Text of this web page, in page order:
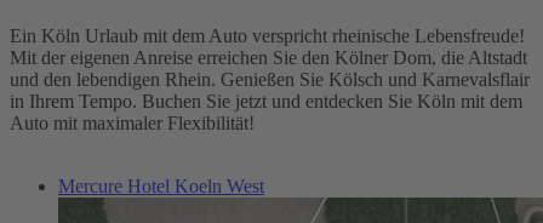
Ein Köln Urlaub mit dem Auto verspricht rheinische Lebensfreude!
Mit der eigenen Anreise erreichen Sie den Kölner Dom, die Altstadt
und den lebendigen Rhein. Genießen Sie Kölsch und Karnevalsflair
in Ihrem Tempo. Buchen Sie jetzt und entdecken Sie Köln mit dem
Auto mit maximaler Flexibilität!
Mercure Hotel Koeln West